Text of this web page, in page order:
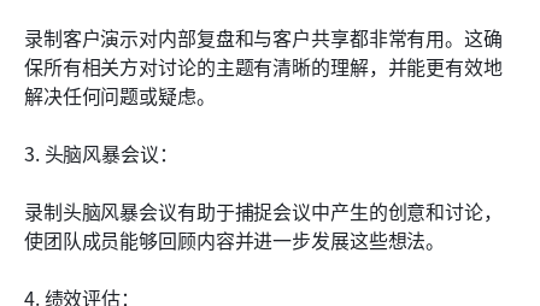
录制客户演示对内部复盘和与客户共享都非常有用。这确
保所有相关方对讨论的主题有清晰的理解，并能更有效地
解决任何问题或疑虑。
3. 头脑风暴会议：
录制头脑风暴会议有助于捕捉会议中产生的创意和讨论，
使团队成员能够回顾内容并进一步发展这些想法。
4. 绩效评估：